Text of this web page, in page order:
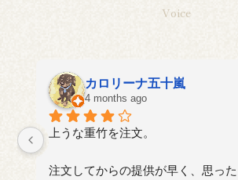
Voice
aki
4 months ago